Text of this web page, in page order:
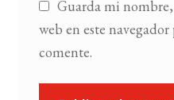
Guarda mi
web en este
comente.